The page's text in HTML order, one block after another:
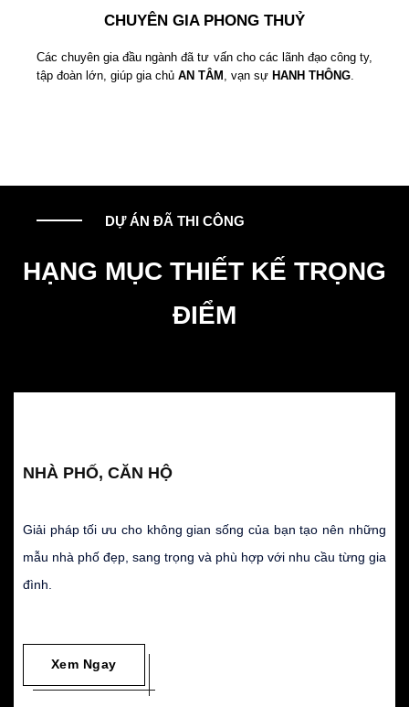
CHUYÊN GIA PHONG THUỶ
Các chuyên gia đầu ngành đã tư vấn cho các lãnh đạo công ty,
tập đoàn lớn, giúp gia chủ AN TÂM , vạn sự HANH THÔNG
DỰ ÁN ĐÃ THI CÔNG
HẠNG MỤC THIẾT KẾ TRỌNG
ĐIỂM
NHÀ PHỐ, CĂN HỘ
Giải pháp tối ưu cho không gian sống của bạn tạo nên những
mẫu nhà phố đẹp, sang trọng và phù hợp với nhu cầu từng gia
đình.
Xem Ngay